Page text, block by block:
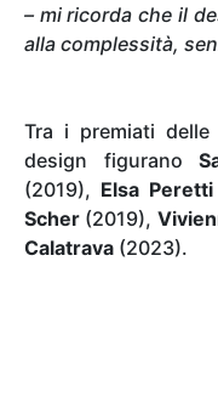
– mi ricorda che il
alla complessità,
Tra i premiati delle
design figurano
(2019), Elsa
Scher (2019),
Calatrava (2023).